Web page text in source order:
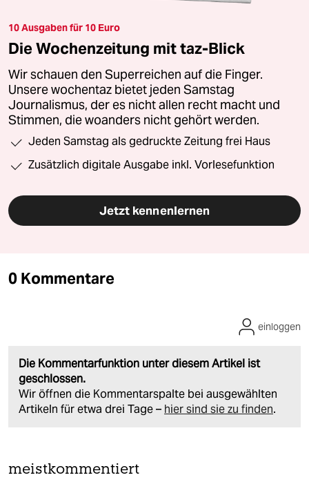
10 Ausgaben für 10 Euro
Die Wochenzeitung mit taz-Blick
Wir schauen den Superreichen auf die Finger.
Unsere wochentaz bietet jeden Samstag
Journalismus, der es nicht allen recht macht und
Stimmen, die woanders nicht gehört werden.
Jeden Samstag als gedruckte Zeitung frei Haus
Zusätzlich digitale Ausgabe inkl. Vorlesefunktion
Jetzt kennenlernen
0 Kommentare
Die Kommentarfunktion unter diesem Artikel ist
geschlossen.
Wir öffnen die Kommentarspalte bei ausgewählten
Artikeln für etwa drei Tage – hier sind sie zu finden.
einloggen
meistkommentiert